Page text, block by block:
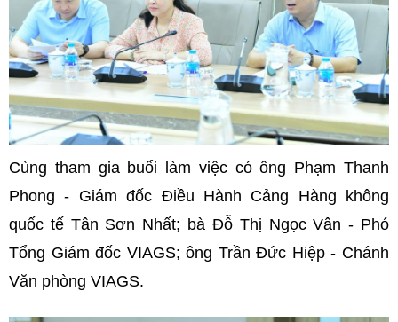
Cùng tham gia buổi làm việc có ông Phạm Thanh
Phong - Giám đốc Điều Hành Cảng Hàng không
quốc tế Tân Sơn Nhất; bà Đỗ Thị Ngọc Vân - Phó
Tổng Giám đốc VIAGS; ông Trần Đức Hiệp - Chánh
Văn phòng VIAGS.